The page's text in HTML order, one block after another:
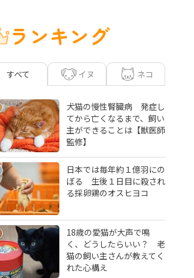
ランキング
すべて イヌ ネコ
犬猫の慢性腎臓病 発症し
てから亡くなるまで、飼い
主ができることは【獣医師
監修】
日本では毎年約１億羽にの
ぼる 生後１日目に殺され
る採卵鶏のオスヒヨコ
18歳の愛猫が大声で鳴
く、どうしたらいい？ 老
猫の飼い主さんが教えてく
れた心構え